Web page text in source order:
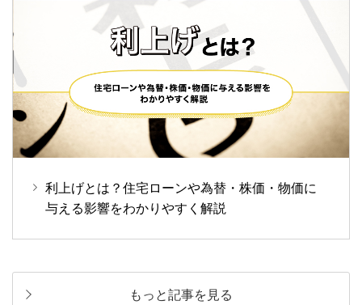
利上げとは？住宅ローンや為替・株価・物価に
与える影響をわかりやすく解説
もっと記事を見る